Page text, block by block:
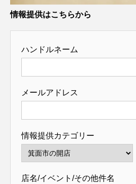
情報提供はこちらから
ハンドルネーム
メールアドレス
情報提供カテゴリー
店名/イベント/その他件名